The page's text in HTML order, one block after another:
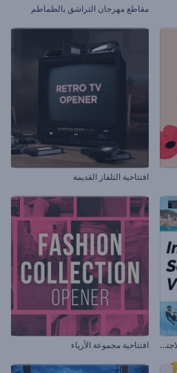
مقاطع مهرجان التراشق بالطماطم
افتتاحية التلفاز القديمة
م
جموعة فيديوهات وسائل التواصل الاجتماعي الموضوعية افتتاحية مجموعة الأزياء